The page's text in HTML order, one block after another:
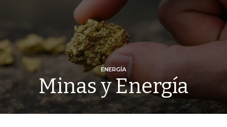
ENERGÍA
Minas y Energía